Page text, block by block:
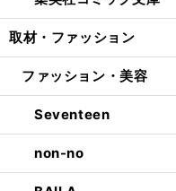
取材・ファッション
ファッション・美容
Seventeen
non-no